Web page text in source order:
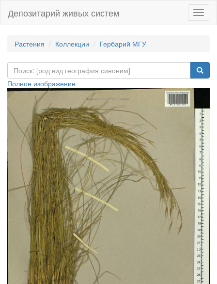
Депозитарий живых систем
Растения Коллекции Гербарий МГУ
Полное изображение